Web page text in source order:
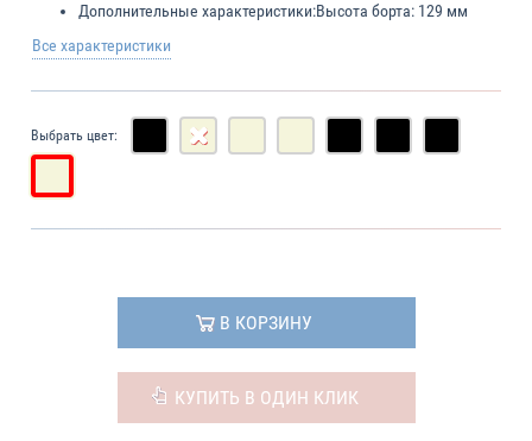
Дополнительные характеристики:Высота борта: 129 мм
Все характеристики
Выбрать цвет:
В КОРЗИНУ
КУПИТЬ В ОДИН КЛИК